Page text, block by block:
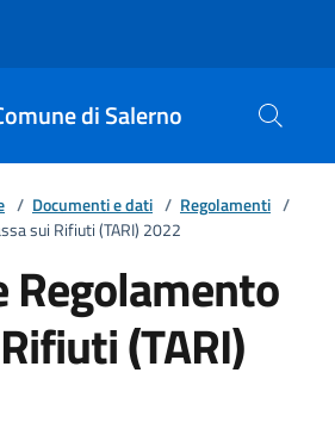
di Salerno
/ Documenti e dati / Regolamenti /
sui Rifiuti (TARI) 2022
Regolamento
(TARI)